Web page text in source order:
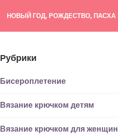
НОВЫЙ ГОД, РОЖДЕСТВО, ПАСХА
Рубрики
Бисероплетение
Вязание крючком детям
Вязание крючком для женщин